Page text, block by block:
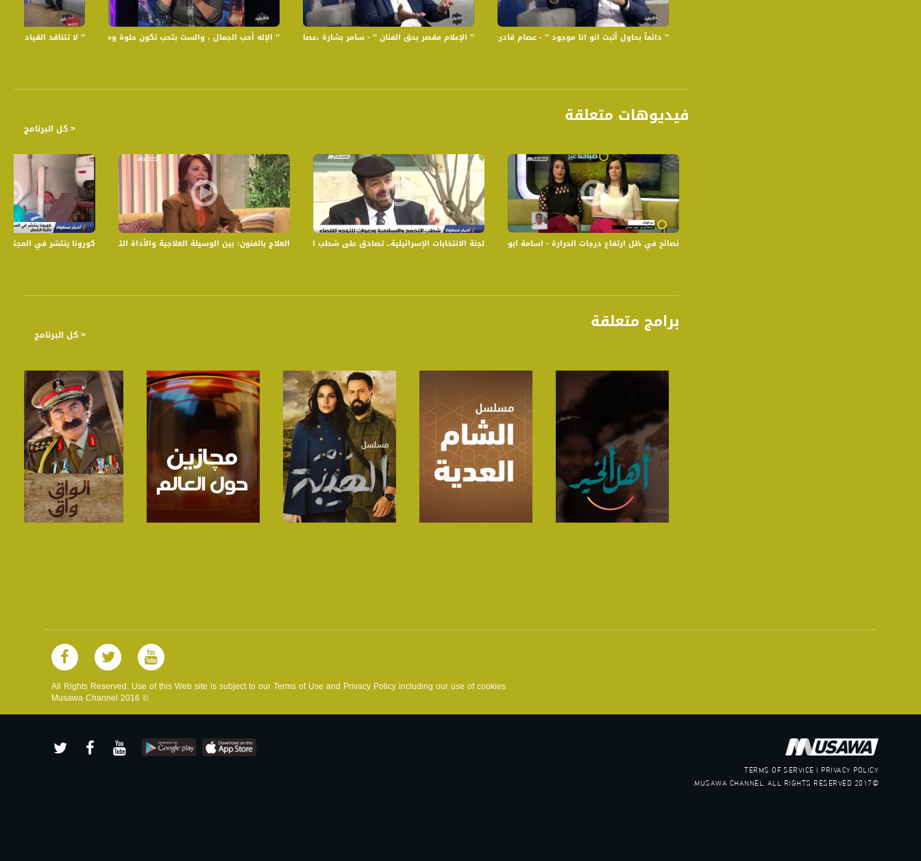
’’ لا تتناقد القيادة مع مساعدة
’’ الإله أحب الجمال ، والست بتحب تكون حلوة ومرتبة ’’ - فيوليت سلامة - ج2 - الحلقة 3 - رمضان بالبلد’’ الإعلام مقصر بحق الفنان ’’ - سامر بشارة ،عصام قادري - ج2 - 9-6-2017 - رمضان بالبلد ’’ دائمآ بحاول أثبت انو انا موجود ’’ - عصام قادري - ج1 - 9-6-2017 - رمضان بالبلد - مساواة
فيديوهات متعلقة < كل البرنامج
كورونا ينتشر في المجتمع
العلاج بالفنون: بين الوسيلة العلاجية والأداة التربوية،منال صباح،صباحنا غير،15-3-2019
لجنة الانتخابات الإسرائيلية.. تصادق على شطب التجمع والإسلامية ودعوات للتوجه للقضاء،اخبار مساواة،7-3نصائح في ظل ارتفاع درجات الحرارة - اسامة ابو مخ - صباحنا غير- 3-7-2017 - قناة مساواة الفضائية
برامج متعلقة < كل البرنامج
All Rights Reserved. Use of this Web site is subject to our Terms of Use and Privacy Policy including our use of cookies
©
2016
TERMS OF SERVICE | PRIVACY POLICY
©2017 MUSAWA CHANNEL. ALL RIGHTS RESERVED.